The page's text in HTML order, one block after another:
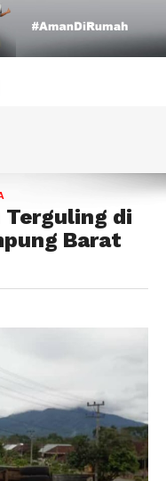
Terguling di
Barat